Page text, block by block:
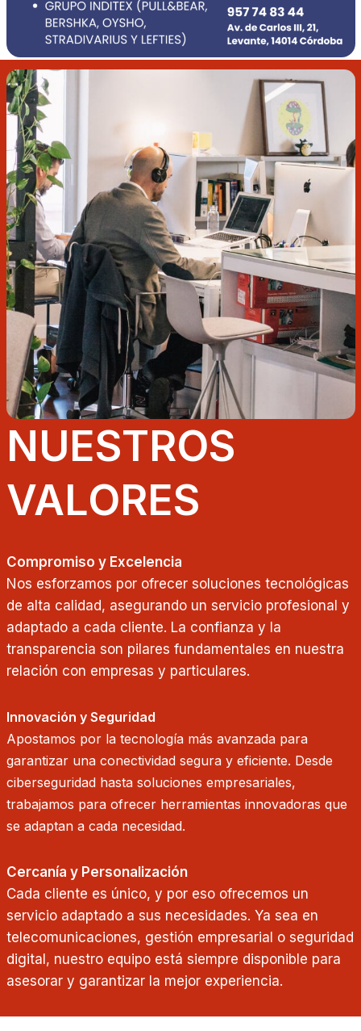
NUESTROS
VALORES
Compromiso y Excelencia
Nos esforzamos por ofrecer soluciones tecnológicas
de alta calidad, asegurando un servicio profesional y
adaptado a cada cliente. La confianza y la
transparencia son pilares fundamentales en nuestra
relación con empresas y particulares.
Innovación y Seguridad
Apostamos por la tecnología más avanzada para
garantizar una conectividad segura y eficiente. Desde
ciberseguridad hasta soluciones empresariales,
trabajamos para ofrecer herramientas innovadoras que
se adaptan a cada necesidad.
Cercanía y Personalización
Cada cliente es único, y por eso ofrecemos un
servicio adaptado a sus necesidades. Ya sea en
telecomunicaciones, gestión empresarial o seguridad
digital, nuestro equipo está siempre disponible para
asesorar y garantizar la mejor experiencia.